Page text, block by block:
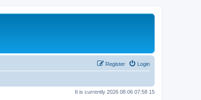
Login
Register
It is currently 2026 08 06 07:58 15